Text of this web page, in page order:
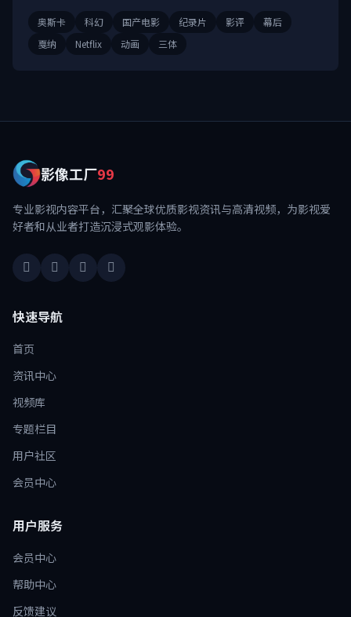
奥斯卡 科幻 国产电影 纪录片 影评
幕后
戛纳
Netflix 动画 三体
影像工厂99
专业影视内容平台，汇聚全球优质影视资讯与高清视频，为影视爱
好者和从业者打造沉浸式观影体验。
快速导航
首页
资讯中心
视频库
专题栏目
用户社区
会员中心
用户服务
会员中心
帮助中心
反馈建议